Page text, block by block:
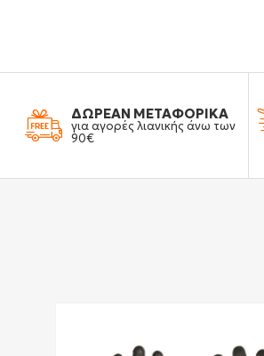
ΔΩΡΕΑΝ ΜΕΤΑΦΟΡΙΚΑ
για αγορές λιανικής άνω των
90€